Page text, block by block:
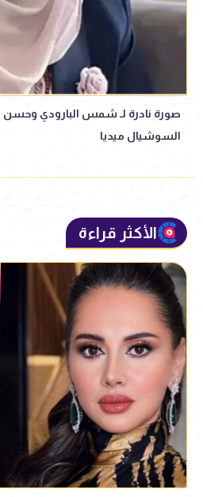
صورة نادرة لـ شمس البارودي وحسن
السوشيال ميديا
الأكثر قراءة